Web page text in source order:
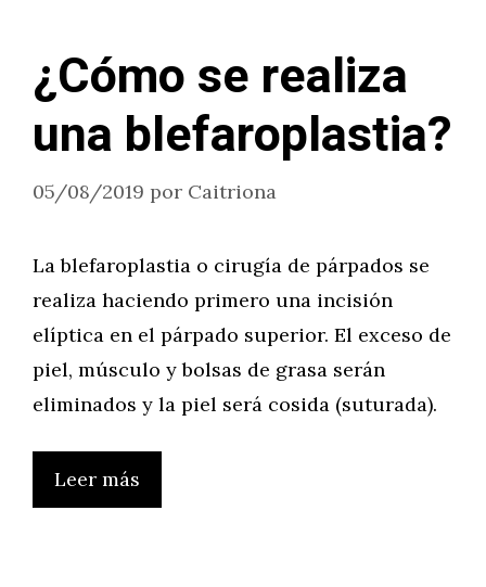
¿Cómo se realiza
una blefaroplastia?
05/08/2019 por Caitriona
La blefaroplastia o cirugía de párpados se
realiza haciendo primero una incisión
elíptica en el párpado superior. El exceso de
piel, músculo y bolsas de grasa serán
eliminados y la piel será cosida (suturada).
Leer más